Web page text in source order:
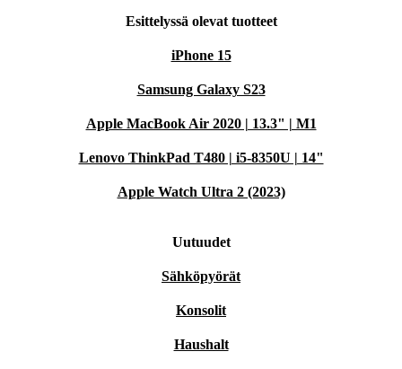
Esittelyssä olevat tuotteet
iPhone 15
Samsung Galaxy S23
Apple MacBook Air 2020 | 13.3" | M1
Lenovo ThinkPad T480 | i5-8350U | 14"
Apple Watch Ultra 2 (2023)
Uutuudet
Sähköpyörät
Konsolit
Haushalt